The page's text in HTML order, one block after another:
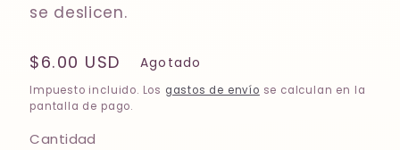
se deslicen.
Precio
habitual
$6.00 USD Agotado
Impuesto incluido. Los gastos de envío se calculan en la
pantalla de pago.
Cantidad